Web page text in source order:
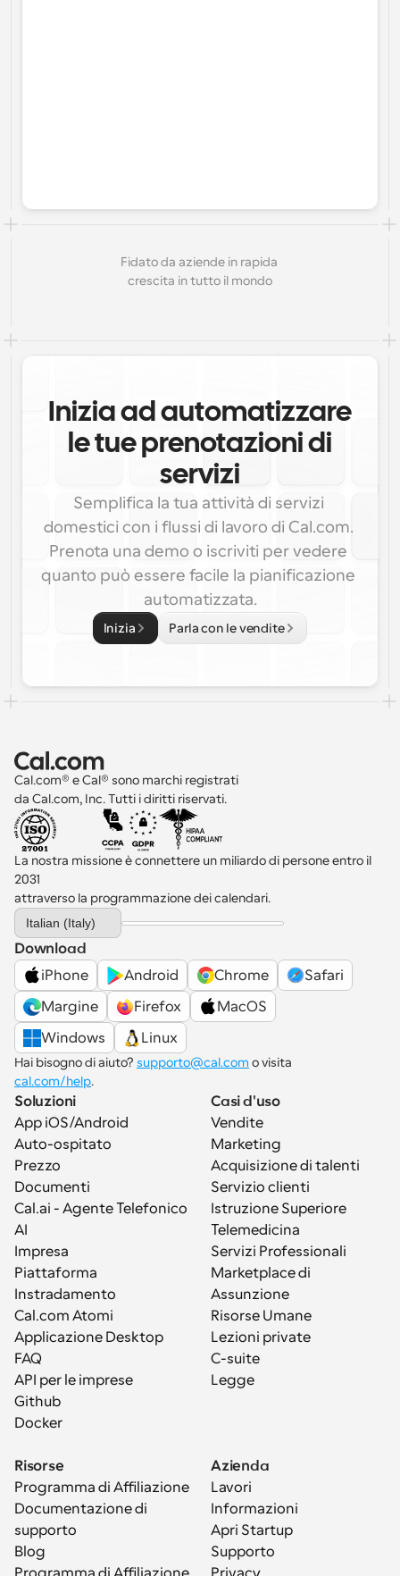
Fidato da aziende in rapida
crescita in tutto il mondo
Inizia ad automatizzare
le tue prenotazioni di
servizi
Semplifica la tua attività di servizi
domestici con i flussi di lavoro di Cal.com.
Prenota una demo o iscriviti per vedere
quanto può essere facile la pianificazione
automatizzata.
Inizia Parla con le vendite
Cal.com® e Cal® sono marchi registrati
da Cal.com, Inc. Tutti i diritti riservati.
La nostra missione è connettere un miliardo di persone entro il
2031
attraverso la programmazione dei calendari.
Select Language
Italian (Italy)
Download
iPhone
Android Chrome
Safari
Margine
Firefox
MacOS
Windows
Linux
Hai bisogno di aiuto? supporto@cal.com
cal.com/help.
Soluzioni
App iOS/Android
Auto-ospitato
Prezzo
Documenti
Cal.ai - Agente Telefonico
AI
Impresa
Piattaforma
Instradamento
Cal.com Atomi
Applicazione Desktop
FAQ
API per le imprese
Github
Docker
Casi d'uso
Vendite
Marketing
Acquisizione di talenti
Servizio clienti
Istruzione Superiore
Telemedicina
Servizi Professionali
Marketplace di
Assunzione
Risorse Umane
Lezioni private
C-suite
Legge
Risorse
Programma di Affiliazione
Documentazione di
supporto
Blog
Azienda
Lavori
Informazioni
Apri Startup
Supporto